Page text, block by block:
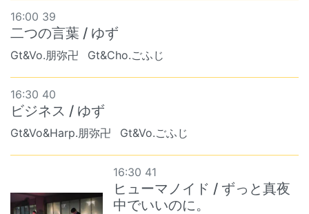
16:00 39
二つの言葉 / ゆず
Gt&Vo.朋弥卍 Gt&Cho.ごふじ
16:30 40
ビジネス / ゆず
Gt&Vo&Harp.朋弥卍 Gt&Vo.ごふじ
16:30 41
ヒューマノイド / ずっと真夜
中でいいのに。